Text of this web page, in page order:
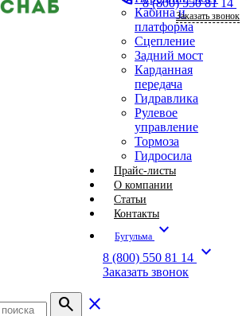
Кабина и
платформа
Сцепление
Задний мост
Карданная
передача
Гидравлика
Рулевое
управление
Тормоза
Гидросила
Прайс-листы
О компании
Статьи
Контакты
Бугульма expand_more
8 (800) 550 81 14 expand_more
Заказать звонок
Заказать звонок
search
close